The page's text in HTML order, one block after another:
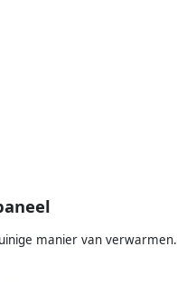
manier van verwarmen.